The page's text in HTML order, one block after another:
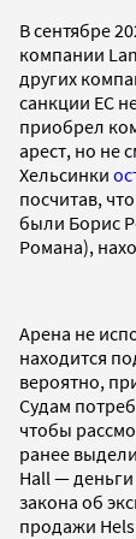
В сентябре
компании
других
санкции ЕС
приобрел
арест, но не
Хельсинки
посчитав,
были Борис
Романа),
Арена не
находится
вероятно,
Судам
чтобы
ранее
Hall —
закона об
продажи